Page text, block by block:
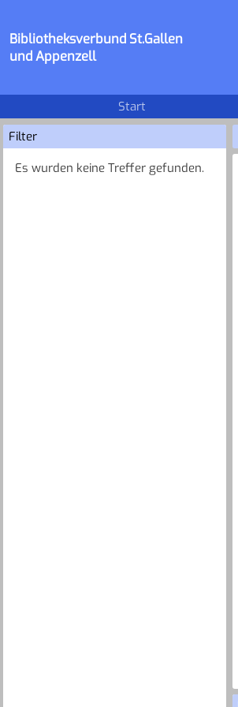
Bibliotheksverbund St.Gallen
und Appenzell
Start
Filter
Es wurden keine Treffer gefunden.